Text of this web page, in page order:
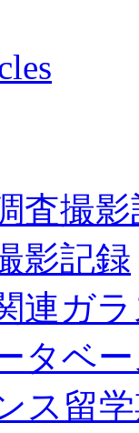
査撮
影記録
連ガ
タベ
ス留